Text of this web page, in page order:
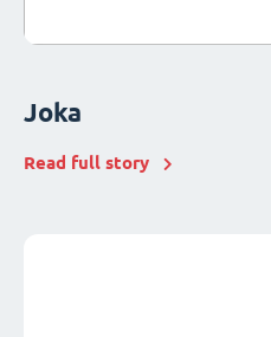
Joka
Read full story